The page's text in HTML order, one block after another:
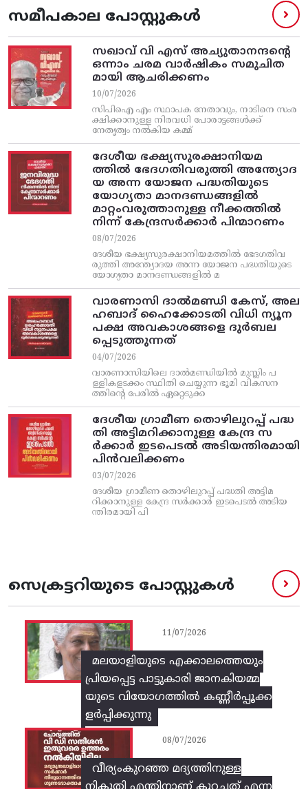
സമീപകാല പോസ്റ്റുകൾ
സഖാവ് വി എസ്‌ അച്യുതാനന്ദന്റെ
ഒന്നാം ചരമ വാര്‍ഷികം സമുചിത
മായി ആചരിക്കണം
10/07/2026
സിപിഐ എം സ്ഥാപക നേതാവും, നാടിനെ സംര
ക്ഷിക്കാനുള്ള നിരവധി പോരാട്ടങ്ങള്‍ക്ക്‌
നേതൃത്വം നല്‍കിയ കമ്മ്
ദേശീയ ഭക്ഷ്യസുരക്ഷാനിയമ
ത്തിൽ ഭേദഗതിവരുത്തി അന്ത്യോദ
യ അന്ന യോജന പദ്ധതിയുടെ
യോഗ്യതാ മാനദണ്ഡങ്ങളിൽ
മാറ്റംവരുത്താനുള്ള നീക്കത്തിൽ
നിന്ന്‌ കേന്ദ്രസർക്കാർ പിന്മാറണം
08/07/2026
ദേശീയ ഭക്ഷ്യസുരക്ഷാനിയമത്തിൽ ഭേദഗതിവ
രുത്തി അന്ത്യോദയ അന്ന യോജന പദ്ധതിയുടെ
യോഗ്യതാ മാനദണ്ഡങ്ങളിൽ മ
വാരണാസി ദാൽമണ്ഡി കേസ്, അല
ഹബാദ് ഹൈക്കോടതി വിധി ന്യൂന
പക്ഷ അവകാശങ്ങളെ ദുർബല
പ്പെടുത്തുന്നത്
04/07/2026
വാരണാസിയിലെ ദാൽമണ്ഡിയിൽ മുസ്ലിം പ
ള്ളികളടക്കം സ്ഥിതി ചെയ്യുന്ന ഭൂമി വികസന
ത്തിന്റെ പേരിൽ ഏറ്റെടുക്ക
ദേശീയ ഗ്രാമീണ തൊഴിലുറപ്പ്‌ പദ്ധ
തി അട്ടിമറിക്കാനുള്ള കേന്ദ്ര സ
ര്‍ക്കാര്‍ ഇടപെടല്‍ അടിയന്തിരമായി
പിന്‍വലിക്കണം
03/07/2026
ദേശീയ ഗ്രാമീണ തൊഴിലുറപ്പ്‌ പദ്ധതി അട്ടിമ
റിക്കാനുള്ള കേന്ദ്ര സര്‍ക്കാര്‍ ഇടപെടല്‍ അടിയ
ന്തിരമായി പി
സെക്രട്ടറിയുടെ പോസ്റ്റുകൾ
മലയാളിയുടെ എക്കാലത്തെയും
പ്രിയപ്പെട്ട പാട്ടുകാരി ജാനകിയമ്മ
യുടെ വിയോഗത്തിൽ കണ്ണീർപ്പൂക്ക
ളർപ്പിക്കുന്നു
11/07/2026
വീര്യംകുറഞ്ഞ മദ്യത്തിനുള്ള
08/07/2026